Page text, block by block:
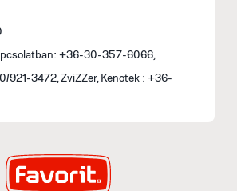
+36-30-357-6066,
921-3472, ZviZZer, Kenotek : +36-